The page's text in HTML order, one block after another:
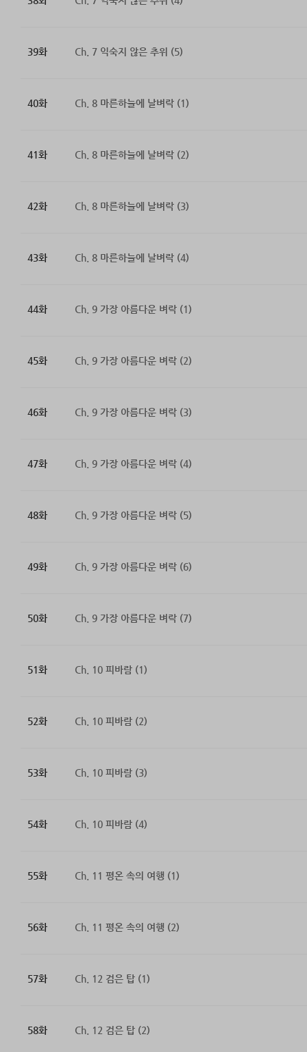
39화 Ch. 7 익숙지 않은 추위 (5)
40화 Ch. 8 마른하늘에 날벼락 (1)
41화 Ch. 8 마른하늘에 날벼락 (2)
42화 Ch. 8 마른하늘에 날벼락 (3)
43화 Ch. 8 마른하늘에 날벼락 (4)
44화 Ch. 9 가장 아름다운 벼락 (1)
45화 Ch. 9 가장 아름다운 벼락 (2)
46화 Ch. 9 가장 아름다운 벼락 (3)
47화 Ch. 9 가장 아름다운 벼락 (4)
48화 Ch. 9 가장 아름다운 벼락 (5)
49화 Ch. 9 가장 아름다운 벼락 (6)
50화 Ch. 9 가장 아름다운 벼락 (7)
51화 Ch. 10 피바람 (1)
52화 Ch. 10 피바람 (2)
53화 Ch. 10 피바람 (3)
54화 Ch. 10 피바람 (4)
55화 Ch. 11 평온 속의 여행 (1)
56화 Ch. 11 평온 속의 여행 (2)
57화 Ch. 12 검은 탑 (1)
58화 Ch. 12 검은 탑 (2)